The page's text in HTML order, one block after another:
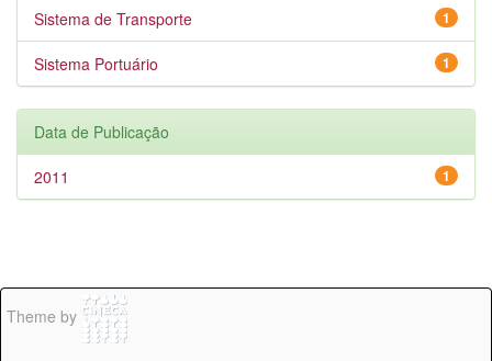
1
Sistema de Transporte
1
Sistema Portuário
Data de Publicação
1
2011
Theme by